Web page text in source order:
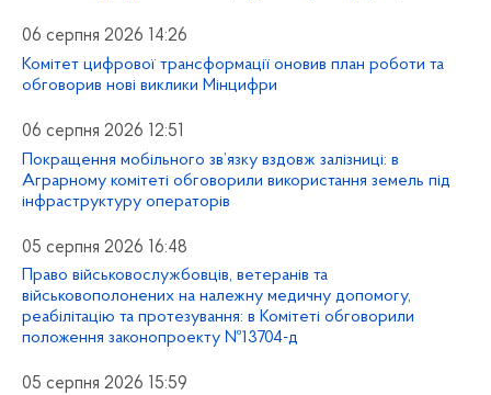
06 серпня 2026 14:26
Комітет цифрової трансформації оновив план роботи та
обговорив нові виклики Мінцифри
06 серпня 2026 12:51
Покращення мобільного зв’язку вздовж залізниці: в
Аграрному комітеті обговорили використання земель під
інфраструктуру операторів
05 серпня 2026 16:48
Право військовослужбовців, ветеранів та
військовополонених на належну медичну допомогу,
реабілітацію та протезування: в Комітеті обговорили
положення законопроекту №13704-д
05 серпня 2026 15:59